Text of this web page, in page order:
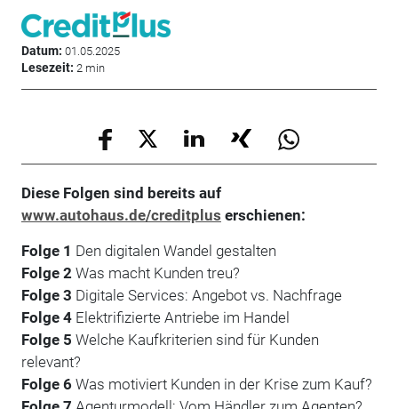
Datum: 01.05.2025
Lesezeit: 2 min
Diese Folgen sind bereits auf
www.autohaus.de/creditplus erschienen:
Folge 1 Den digitalen Wandel gestalten
Folge 2Was macht Kunden treu?
Folge 3 Digitale Services: Angebot vs. Nachfrage
Folge 4Elektrifizierte Antriebe im Handel
Folge 5 Welche Kaufkriterien sind für Kunden
relevant?
Folge 6 Was motiviert Kunden in der Krise zum Kauf?